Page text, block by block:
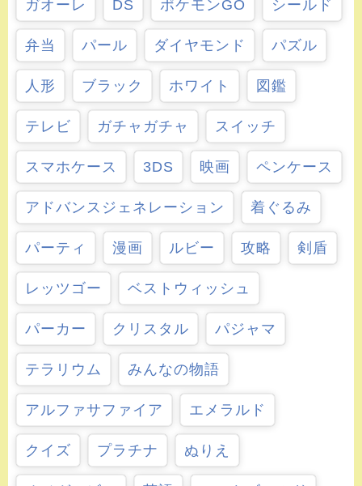
ガオーレ DS ポケモンGO シールド
弁当 パール ダイヤモンド パズル
人形 ブラック ホワイト 図鑑
テレビ ガチャガチャ スイッチ
スマホケース 3DS 映画 ペンケース
アドバンスジェネレーション 着ぐるみ
パーティ 漫画 ルビー 攻略 剣盾
レッツゴー ベストウィッシュ
パーカー クリスタル パジャマ
テラリウム みんなの物語
アルファサファイア エメラルド
クイズ プラチナ ぬりえ